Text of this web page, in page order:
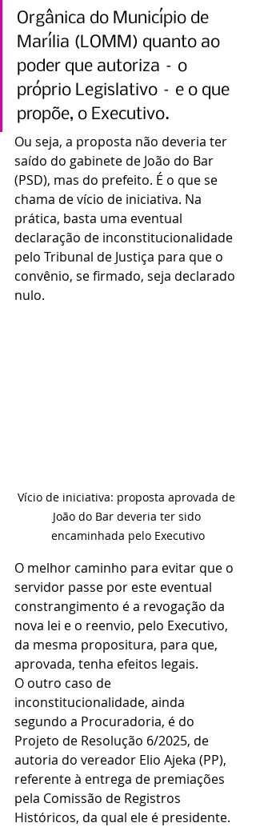
Orgânica do Município de
Marília (LOMM) quanto ao
poder que autoriza – o
próprio Legislativo – e o que
propõe, o Executivo.
Ou seja, a proposta não deveria ter
saído do gabinete de João do Bar
(PSD), mas do prefeito. É o que se
chama de vício de iniciativa. Na
prática, basta uma eventual
declaração de inconstitucionalidade
pelo Tribunal de Justiça para que o
convênio, se firmado, seja declarado
nulo.
Vício de iniciativa: proposta aprovada de
João do Bar deveria ter sido
encaminhada pelo Executivo
O melhor caminho para evitar que o
servidor passe por este eventual
constrangimento é a revogação da
nova lei e o reenvio, pelo Executivo,
da mesma propositura, para que,
aprovada, tenha efeitos legais.
O outro caso de
inconstitucionalidade, ainda
segundo a Procuradoria, é do
Projeto de Resolução 6/2025, de
autoria do vereador Elio Ajeka (PP),
referente à entrega de premiações
pela Comissão de Registros
Históricos, da qual ele é presidente.